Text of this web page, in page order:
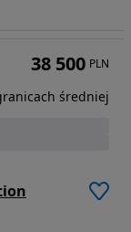
38 500 PLN
średniej